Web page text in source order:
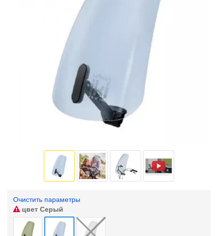
Очистить параметры
цвет Серый